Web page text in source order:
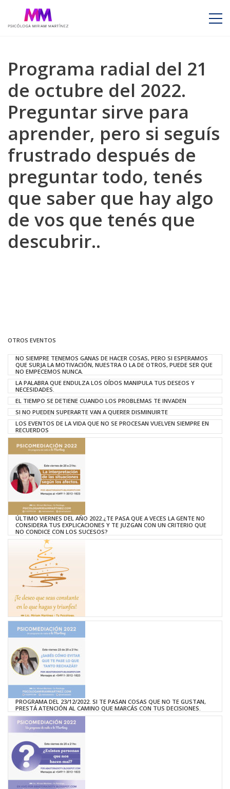
Programa radial del 21
de octubre del 2022.
Preguntar sirve para
aprender, pero si seguís
frustrado después de
preguntar todo, tenés
que saber que hay algo
de vos que tenés que
descubrir..
OTROS EVENTOS
NO SIEMPRE TENEMOS GANAS DE HACER COSAS, PERO SI ESPERAMOS
QUE SURJA LA MOTIVACIÓN, NUESTRA O LA DE OTROS, PUEDE SER QUE
NO EMPECEMOS NUNCA.
LA PALABRA QUE ENDULZA LOS OÍDOS MANIPULA TUS DESEOS Y
NECESIDADES.
EL TIEMPO SE DETIENE CUANDO LOS PROBLEMAS TE INVADEN
SI NO PUEDEN SUPERARTE VAN A QUERER DISMINUIRTE
LOS EVENTOS DE LA VIDA QUE NO SE PROCESAN VUELVEN SIEMPRE EN
RECUERDOS
ÚLTIMO VIERNES DEL AÑO 2022.¿TE PASA QUE A VECES LA GENTE NO
CONSIDERA TUS EXPLICACIONES Y TE JUZGAN CON UN CRITERIO QUE
NO CONDICE CON LOS SUCESOS?
PROGRAMA DEL 23/12/2022. SI TE PASAN COSAS QUE NO TE GUSTAN,
PRESTÁ ATENCIÓN AL CAMINO QUE MARCÁS CON TUS DECISIONES.